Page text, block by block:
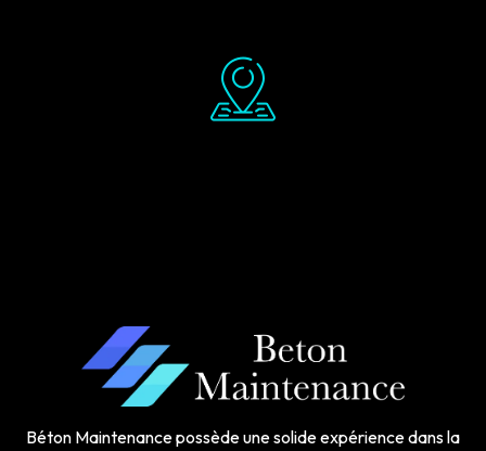
Béton Maintenance possède une solide expérience dans la